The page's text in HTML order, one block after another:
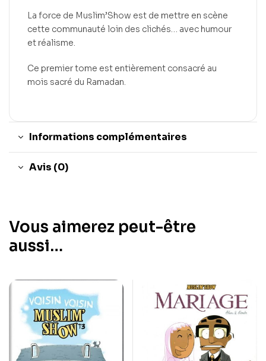
La force de Muslim’Show est de mettre en scène
cette communauté loin des clichés… avec humour
et réalisme.
Ce premier tome est entièrement consacré au
mois sacré du Ramadan.
Informations complémentaires
Avis (0)
Vous aimerez peut-être
aussi…